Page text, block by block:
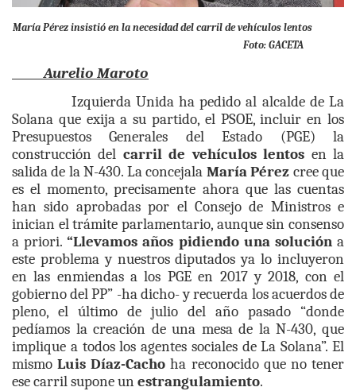
María Pérez insistió en la necesidad del carril de vehículos lentos
Foto: GACETA
Aurelio Maroto
Izquierda Unida ha pedido al alcalde de La
Solana que exija a su partido, el PSOE, incluir en los
Presupuestos Generales del Estado (PGE) la
construcción del carril de vehículos lentos en la
salida de la N-430. La concejala María Pérez cree que
es el momento, precisamente ahora que las cuentas
han sido aprobadas por el Consejo de Ministros e
inician el trámite parlamentario, aunque sin consenso
a priori.“Llevamos años pidiendo una solucióna
este problema y nuestros diputados ya lo incluyeron
en las enmiendas a los PGE en 2017 y 2018, con el
gobierno del PP” -ha dicho- y recuerda los acuerdos de
pleno, el último de julio del año pasado “donde
pedíamos la creación de una mesa de la N-430, que
implique a todos los agentes sociales de La Solana”. El
mismoLuis Díaz-Cacho ha reconocido que no tener
ese carril supone unestrangulamiento.